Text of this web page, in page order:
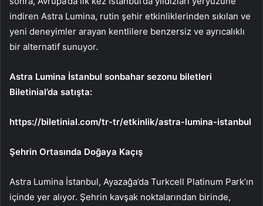
indiren Astra Lumina, rutin şehir etkinliklerinden sıkılan ve
yeni deneyimler arayan kentlilere benzersiz ve ayrıcalıklı
bir alternatif sunuyor.
Astra Lumina İstanbul sonbahar sezonu biletleri
Biletinial’da satışta:
https://biletinial.com/tr-tr/etkinlik/astra-lumina-istanbul
Şehrin Ortasında Doğaya Kaçış
Astra Lumina İstanbul, Ayazağa’da Turkcell Platinum Park’ın
içinde yer alıyor. Şehrin kavşak noktalarından birinde,